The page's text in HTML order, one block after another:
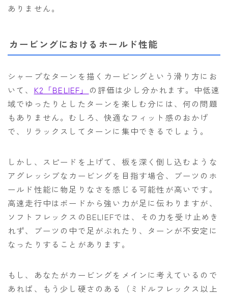
ありません。
カービングにおけるホールド性能
シャープなターンを描くカービングという滑り方にお
いて、 K2「BELIEF」
の評価は少し分かれます。中低速
域でゆったりとしたターンを楽しむ分には、何の問題
もありません。むしろ、快適なフィット感のおかげ
で、リラックスしてターンに集中できるでしょう。
しかし、スピードを上げて、板を深く倒し込むような
アグレッシブなカービングを目指す場合、ブーツのホ
ールド性能に物足りなさを感じる可能性が高いです。
高速走行中はボードから強い力が足に伝わりますが、
ソフトフレックスのBELIEFでは、その力を受け止めき
れず、ブーツの中で足がぶれたり、ターンが不安定に
なったりすることがあります。
もし、あなたがカービングをメインに考えているので
あれば、もう少し硬さのある（ミドルフレックス以上